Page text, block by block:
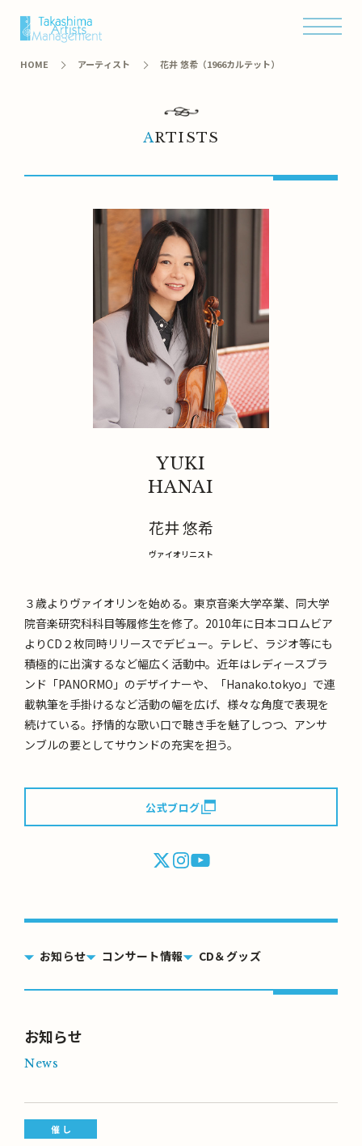
HOME アーティスト 花井 悠希（1966カルテット）
ARTISTS
YUKI
HANAI
花井 悠希
ヴァイオリニスト
３歳よりヴァイオリンを始める。東京音楽大学卒業、同大学
院音楽研究科科目等履修生を修了。2010年に日本コロムビア
よりCD２枚同時リリースでデビュー。テレビ、ラジオ等にも
積極的に出演するなど幅広く活動中。近年はレディースブラ
ンド「PANORMO」のデザイナーや、「Hanako.tokyo」で連
載執筆を手掛けるなど活動の幅を広げ、様々な角度で表現を
続けている。抒情的な歌い口で聴き手を魅了しつつ、アンサ
ンブルの要としてサウンドの充実を担う。
公式ブログ
お知らせ コンサート情報 CD＆グッズ
お知らせ
News
催 し